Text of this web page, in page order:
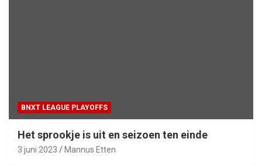
BNXT LEAGUE PLAYOFFS
Het sprookje is uit en seizoen ten einde
3 juni 2023 Mannus Etten